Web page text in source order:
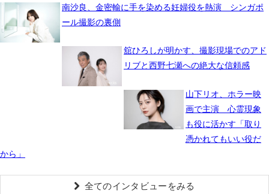
南沙良、金密輸に手を染める妊婦役を熱演 シンガポ
ール撮影の裏側
舘ひろしが明かす、撮影現場でのアド
リブと西野七瀬への絶大な信頼感
山下リオ、ホラー映
画で主演 心霊現象
も役に活かす「取り
憑かれてもいい役だ
から」
全てのインタビューをみる